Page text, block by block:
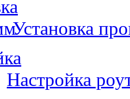
Установка
Настройка